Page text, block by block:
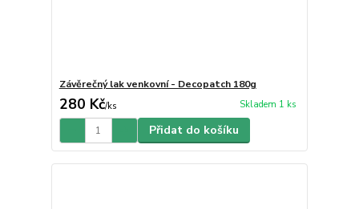
Závěrečný lak venkovní - Decopatch 180g
280 Kč/ks Skladem 1 ks
Přidat do košíku